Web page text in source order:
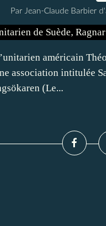
Par Jean-Claude Barbier
américain
association intitulée
(Le...